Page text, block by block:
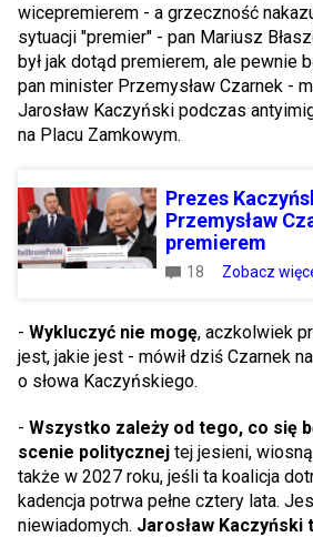
wicepremierem - a grzeczność
sytuacji "premier" - pan Mariusz
był jak dotąd premierem, ale pewnie
pan minister Przemysław Czarnek -
Jarosław Kaczyński podczas
na Placu Zamkowym.
Prezes
Przemysław
premierem
18 Zobacz
- Wykluczyć nie mogę, aczkolwiek
jest, jakie jest - mówił dziś Czarnek
o słowa Kaczyńskiego.
- Wszystko zależy od tego, co się
scenie politycznej tej jesieni,
także w 2027 roku, jeśli ta koalicja
kadencja potrwa pełne cztery lata.
niewiadomych. Jarosław Kaczyński